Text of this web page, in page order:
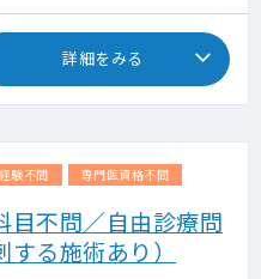
詳細をみる
経験不問 専門医資格不問
目不問／自由診療問
る施術あり）